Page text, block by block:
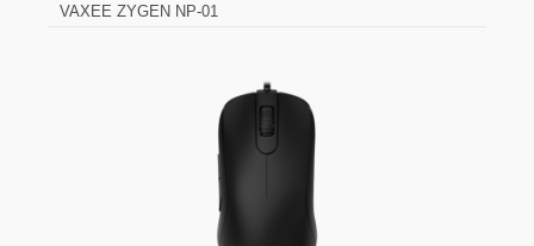
VAXEE ZYGEN NP-01